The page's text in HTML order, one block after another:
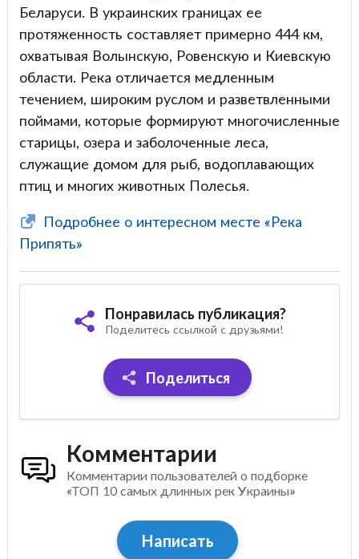
Беларуси. В украинских границах ее
протяженность составляет примерно 444 км,
охватывая Волынскую, Ровенскую и Киевскую
области. Река отличается медленным
течением, широким руслом и разветвленными
поймами, которые формируют многочисленные
старицы, озера и заболоченные леса,
служащие домом для рыб, водоплавающих
птиц и многих животных Полесья.
Подробнее о интересном месте «Река
Припять»
Понравилась публикация?
Поделитесь ссылкой с друзьями!
Поделиться
Комментарии
Комментарии пользователей о подборке
«ТОП 10 самых длинных рек Украины»
Написать